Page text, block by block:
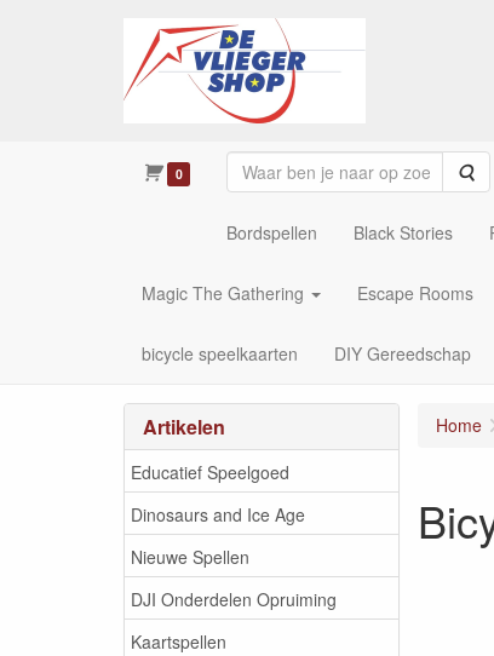
0
Bordspellen Black Stories
Magic The Gathering Escape Rooms
bicycle speelkaarten DIY Gereedschap
Artikelen
Educatief Speelgoed
Dinosaurs and Ice Age
Nieuwe Spellen
DJI Onderdelen Opruiming
Kaartspellen
Home